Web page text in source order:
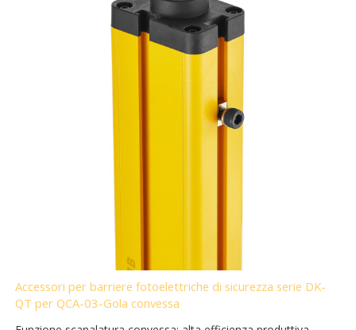
Accessori per barriere fotoelettriche di sicurezza serie DK-
QT per QCA-03-Gola convessa